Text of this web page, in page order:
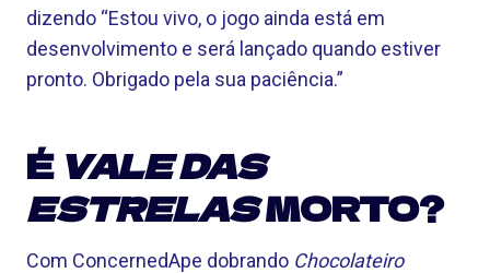
dizendo “Estou vivo, o jogo ainda está em
desenvolvimento e será lançado quando estiver
pronto. Obrigado pela sua paciência.”
É VALE DAS
ESTRELASMORTO?
Com ConcernedApe dobrando Chocolateiro